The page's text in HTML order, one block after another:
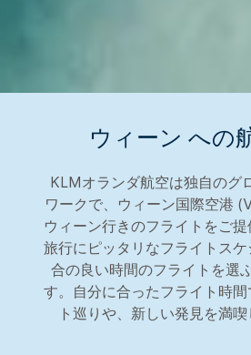
ウィーン への
KLMオランダ航空は独自のグ
ワークで、ウィーン国際空港
ウィーン行きのフライトをご提
旅行にピッタリなフライトス
合の良い時間のフライトを選
す。自分に合ったフライト時間
ト巡りや、新しい発見を満喫